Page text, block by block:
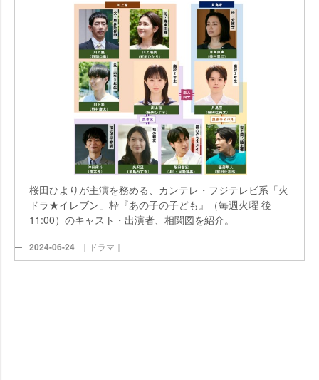
桜田ひよりが主演を務める、カンテレ・フジテレビ系「火
ドラ★イレブン」枠『あの子の子ども』（毎週火曜 後
11:00）のキャスト・出演者、相関図を紹介。
2024-06-24 ｜ドラマ｜